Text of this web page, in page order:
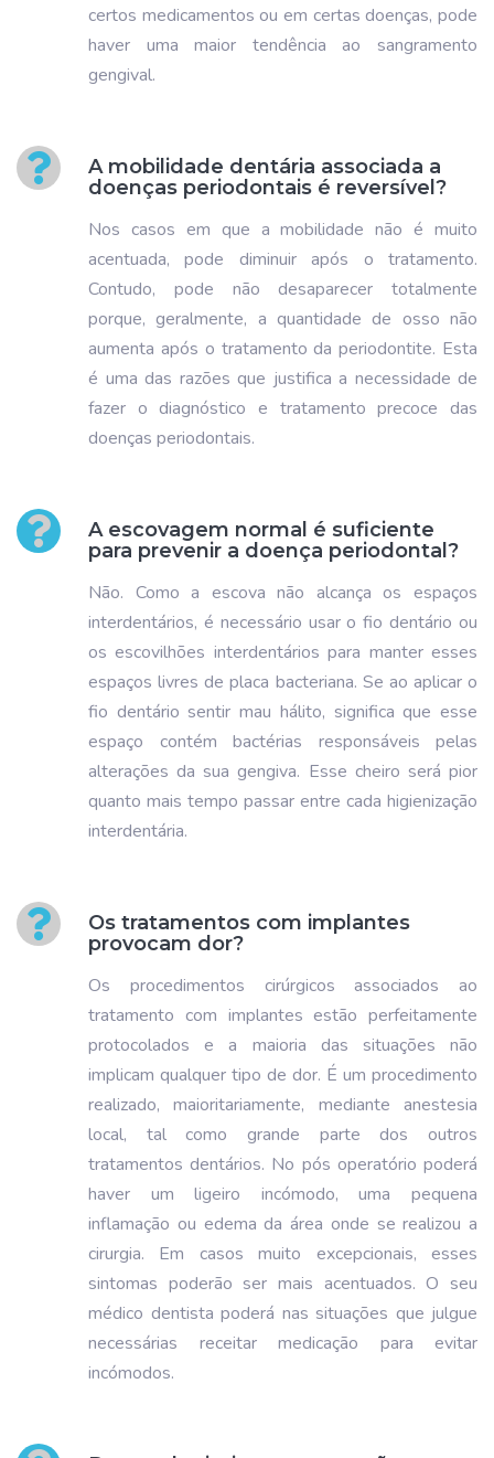
certos medicamentos ou em certas doenças, pode
haver uma maior tendência ao sangramento
gengival.
A mobilidade dentária associada a
doenças periodontais é reversível?
Nos casos em que a mobilidade não é muito
acentuada, pode diminuir após o tratamento.
Contudo, pode não desaparecer totalmente
porque, geralmente, a quantidade de osso não
aumenta após o tratamento da periodontite. Esta
é uma das razões que justifica a necessidade de
fazer o diagnóstico e tratamento precoce das
doenças periodontais.
A escovagem normal é suficiente
para prevenir a doença periodontal?
Não. Como a escova não alcança os espaços
interdentários, é necessário usar o fio dentário ou
os escovilhões interdentários para manter esses
espaços livres de placa bacteriana. Se ao aplicar o
fio dentário sentir mau hálito, significa que esse
espaço contém bactérias responsáveis pelas
alterações da sua gengiva. Esse cheiro será pior
quanto mais tempo passar entre cada higienização
interdentária.
Os tratamentos com implantes
provocam dor?
Os procedimentos cirúrgicos associados ao
tratamento com implantes estão perfeitamente
protocolados e a maioria das situações não
implicam qualquer tipo de dor. É um procedimento
realizado, maioritariamente, mediante anestesia
local, tal como grande parte dos outros
tratamentos dentários. No pós operatório poderá
haver um ligeiro incómodo, uma pequena
inflamação ou edema da área onde se realizou a
cirurgia. Em casos muito excepcionais, esses
sintomas poderão ser mais acentuados. O seu
médico dentista poderá nas situações que julgue
necessárias receitar medicação para evitar
incómodos.